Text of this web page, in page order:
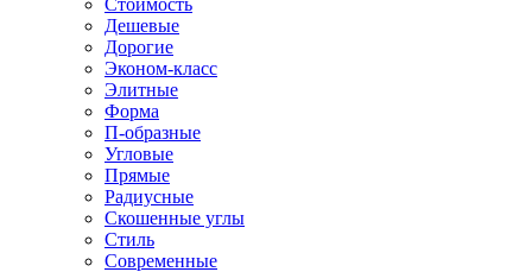
Стоимость
Дешевые
Дорогие
Эконом-класс
Элитные
Форма
П-образные
Угловые
Прямые
Радиусные
Скошенные углы
Стиль
Современные